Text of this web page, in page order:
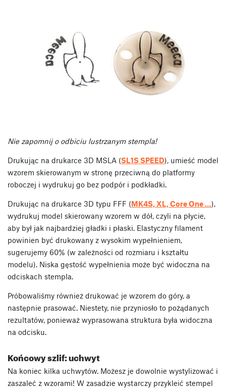
Nie zapomnij o odbiciu lustrzanym stempla!
Drukując na drukarce 3D MSLA (SL1S SPEED), umieść model
wzorem skierowanym w stronę przeciwną do platformy
roboczej i wydrukuj go bez podpór i podkładki.
Drukując na drukarce 3D typu FFF (MK4S, XL, Core One …),
wydrukuj model skierowany wzorem w dół, czyli na płycie,
aby był jak najbardziej gładki i płaski. Elastyczny filament
powinien być drukowany z wysokim wypełnieniem,
sugerujemy 60% (w zależności od rozmiaru i kształtu
modelu). Niska gęstość wypełnienia może być widoczna na
odciskach stempla.
Próbowaliśmy również drukować je wzorem do góry, a
następnie prasować. Niestety, nie przyniosło to pożądanych
rezultatów, ponieważ wyprasowana struktura była widoczna
na odcisku.
Końcowy szlif: uchwyt
Na koniec kilka uchwytów. Możesz je dowolnie wystylizować i
zaszaleć z wzorami! W zasadzie wystarczy przykleić stempel